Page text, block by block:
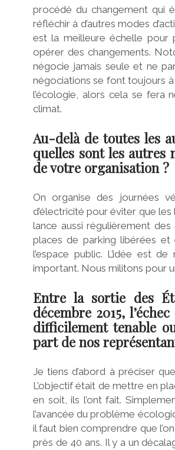
procédé du changement qui
réfléchir à d’autres modes
est la meilleure échelle pour
opérer des changements.
négocie jamais seule et ne
négociations se font toujours à
l’écologie, alors cela se fera
climat.
Au-delà de toutes les
quelles sont les autres
de votre organisation ?
On organise des journées
d’électricité pour éviter que
lance aussi régulièrement
places de parking libérées et
l’espace public. L’idée est
important. Nous militons pour
Entre la sortie des
décembre 2015,
difficilement tenable
part de nos
Je tiens d’abord à préciser
L’objectif était de mettre en
en soit, ils l’ont fait.
l’avancée du problème
il faut bien comprendre que
près de 40 ans. Il y a un